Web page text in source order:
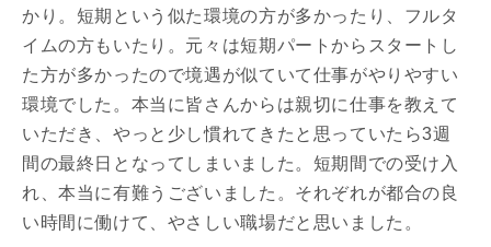
かり。短期という似た環境の方が多かったり、フルタ
イムの方もいたり。元々は短期パートからスタートし
た方が多かったので境遇が似ていて仕事がやりやすい
環境でした。本当に皆さんからは親切に仕事を教えて
いただき、やっと少し慣れてきたと思っていたら3週
間の最終日となってしまいました。短期間での受け入
れ、本当に有難うございました。それぞれが都合の良
い時間に働けて、やさしい職場だと思いました。